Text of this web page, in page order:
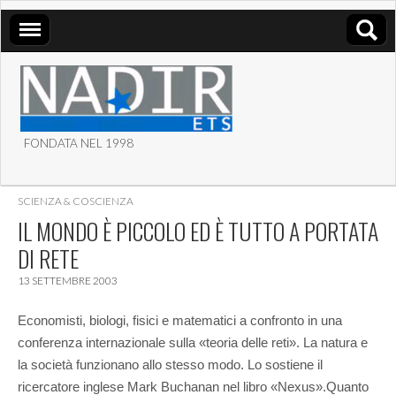
ASSOCIAZIONE NADIR
ETS
FONDATA NEL 1998
SCIENZA & COSCIENZA
IL MONDO È PICCOLO ED È TUTTO A PORTATA
DI RETE
13 SETTEMBRE 2003
Economisti, biologi, fisici e matematici a confronto in una
conferenza internazionale sulla «teoria delle reti». La natura e
la società funzionano allo stesso modo. Lo sostiene il
ricercatore inglese Mark Buchanan nel libro «Nexus».Quanto